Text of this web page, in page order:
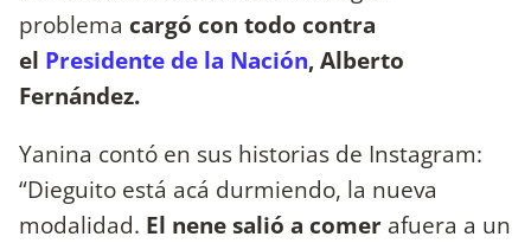
problema cargó con todo contra
el Presidente de la Nación, Alberto
Fernández.
Yanina contó en sus historias de Instagram:
“Dieguito está acá durmiendo, la nueva
modalidad. El nene salió a comer afuera a un